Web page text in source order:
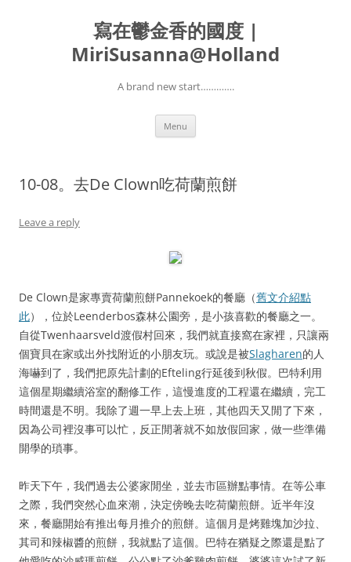
寫在鬱金香的國度 |
MiriSusanna@Holland
A brand new start………….
Menu
10-08。去De Clown吃荷蘭煎餅
Leave a reply
De Clown是家專賣荷蘭煎餅Pannekoek的餐廳（舊文介紹點
此），位於Leenderbos森林公園旁，是小孩喜歡的餐廳之一。
自從Twenhaarsveld渡假村回來，我們就直接窩在家裡，只讓兩
個寶貝在家或出外找附近的小朋友玩。或說是被Slagharen的人
海嚇到了，我們把原先計劃的Efteling行延後到秋假。巴特利用
這個星期繼續浴室的翻修工作，這慢進度的工程還在繼續，完工
時間還是不明。我除了週一早上去上班，其他四天又閒了下來，
因為公司裡沒事可以忙，反正閒著就不如放假回家，做一些準備
開學的瑣事。
昨天下午，我們過去公婆家閒坐，並去市區辦點事情。在等公車
之際，我們突然心血來潮，決定傍晚去吃荷蘭煎餅。近半年沒
來，餐廳開始有推出每月推介的煎餅。這個月是烤雞塊加沙拉
其司和辣椒醬的煎餅，我就點了這個。巴特在猶疑之際還是點了